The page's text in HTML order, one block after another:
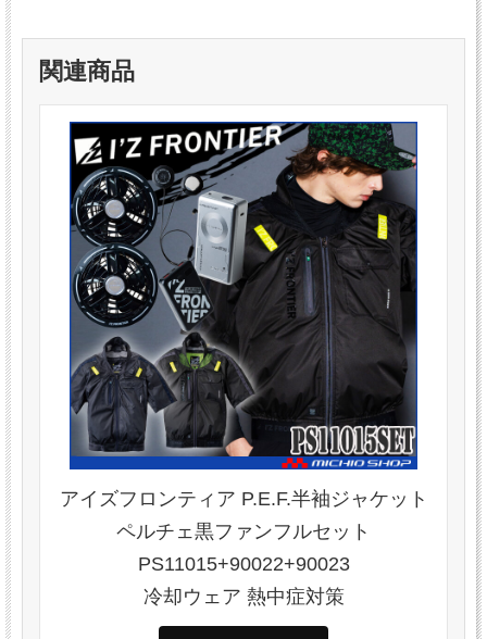
関連商品
アイズフロンティア P.E.F.半袖ジャケット
ペルチェ黒ファンフルセット
PS11015+90022+90023
冷却ウェア 熱中症対策